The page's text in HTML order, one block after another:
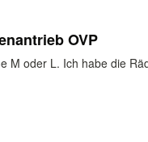
OVP
M oder L. Ich habe die